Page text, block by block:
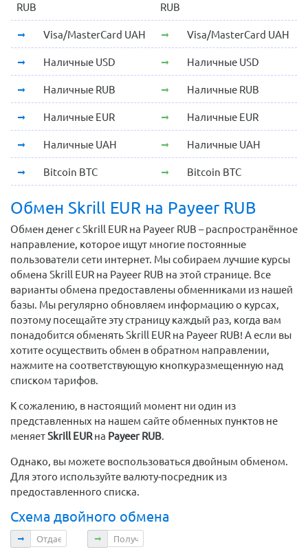
RUB
RUB
Visa/MasterCard UAH Visa/MasterCard UAH
Наличные USD Наличные USD
Наличные RUB Наличные RUB
Наличные EUR Наличные EUR
Наличные UAH Наличные UAH
Bitcoin BTC Bitcoin BTC
Обмен Skrill EUR на Payeer RUB
Обмен денег с Skrill EUR на Payeer RUB – распространённое
направление, которое ищут многие постоянные
пользователи сети интернет. Мы собираем лучшие курсы
обмена Skrill EUR на Payeer RUB на этой странице. Все
варианты обмена предоставлены обменниками из нашей
базы. Мы регулярно обновляем информацию о курсах,
поэтому посещайте эту страницу каждый раз, когда вам
понадобится обменять Skrill EUR на Payeer RUB! А если вы
хотите осуществить обмен в обратном направлении,
нажмите на соответствующую кнопкуразмещенную над
списком тарифов.
К сожалению, в настоящий момент ни один из
представленных на нашем сайте обменных пунктов не
меняетSkrill EURна Payeer RUB.
Однако, вы можете воспользоваться двойным обменом.
Для этого используйте валюту-посредник из
предоставленного списка.
Схема двойного обмена
Отдаете Получаете